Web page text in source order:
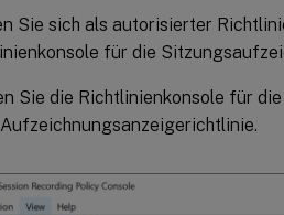
Sie sich als autorisierter
für die
Sie die Richtlinienkonsole für